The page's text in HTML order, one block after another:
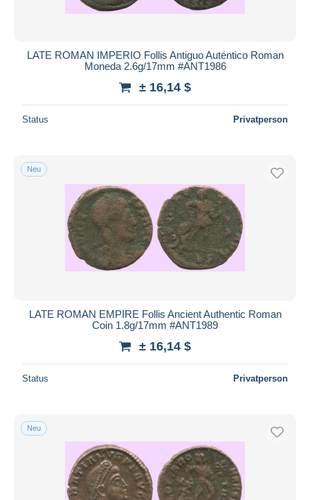
LATE ROMAN IMPERIO Follis Antiguo Auténtico Roman
Moneda 2.6g/17mm #ANT1986
± 16,14 $
Status Privatperson
Neu
LATE ROMAN EMPIRE Follis Ancient Authentic Roman
Coin 1.8g/17mm #ANT1989
± 16,14 $
Status Privatperson
Neu